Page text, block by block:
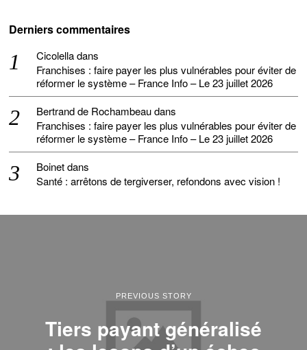
Derniers commentaires
Cicolelladans
Franchises : faire payer les plus vulnérables pour éviter de
réformer le système – France Info – Le 23 juillet 2026
Bertrand de Rochambeaudans
Franchises : faire payer les plus vulnérables pour éviter de
réformer le système – France Info – Le 23 juillet 2026
Boinetdans
Santé : arrêtons de tergiverser, refondons avec vision !
PREVIOUS STORY
Tiers payant généralisé